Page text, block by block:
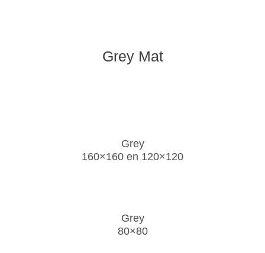
Grey Mat
Grey
160×160 en 120×120
Grey
80×80